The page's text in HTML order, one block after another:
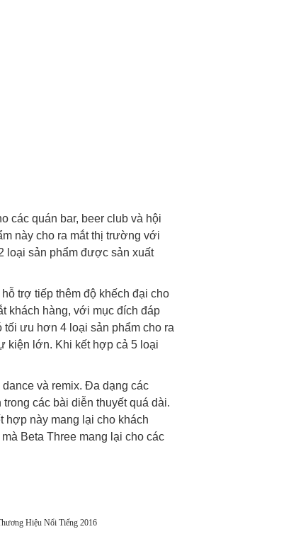
các quán bar, beer club và hội
này cho ra mắt thị trường với
loại sản phẩm được sản xuất
trợ tiếp thêm độ khếch đại cho
khách hàng, với mục đích đáp
ưu hơn 4 loại sản phẩm cho ra
kiện lớn. Khi kết hợp cả 5 loại
và remix. Đa dạng các
các bài diễn thuyết quá dài.
hợp này mang lại cho khách
Beta Three mang lại cho các
Hiệu Nổi Tiếng 2016